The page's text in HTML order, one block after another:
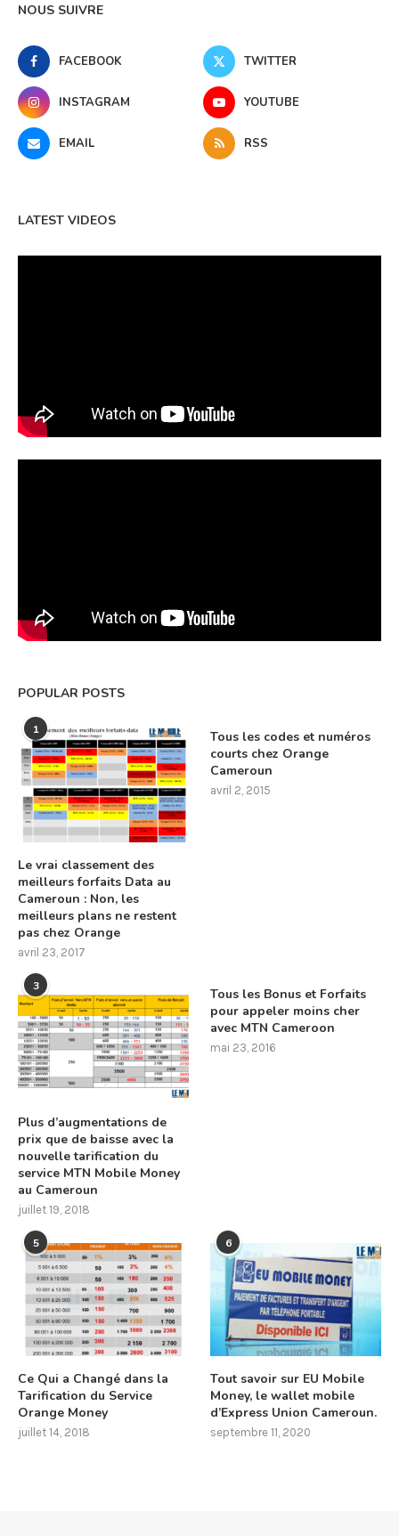
NOUS SUIVRE
FACEBOOK TWITTER
INSTAGRAM YOUTUBE
EMAIL RSS
LATEST VIDEOS
POPULAR POSTS
1
Le vrai classement des
meilleurs forfaits Data au
Cameroun : Non, les
meilleurs plans ne restent
pas chez Orange
avril 23, 2017
Tous les codes et numéros
courts chez Orange
Cameroun
avril 2, 2015
3
Plus d’augmentations de
prix que de baisse avec la
nouvelle tarification du
service MTN Mobile Money
au Cameroun
juillet 19, 2018
Tous les Bonus et Forfaits
pour appeler moins cher
avec MTN Cameroon
mai 23, 2016
5
Ce Qui a Changé dans la
Tarification du Service
Orange Money
juillet 14, 2018
6
Tout savoir sur EU Mobile
Money, le wallet mobile
d’Express Union Cameroun.
septembre 11, 2020